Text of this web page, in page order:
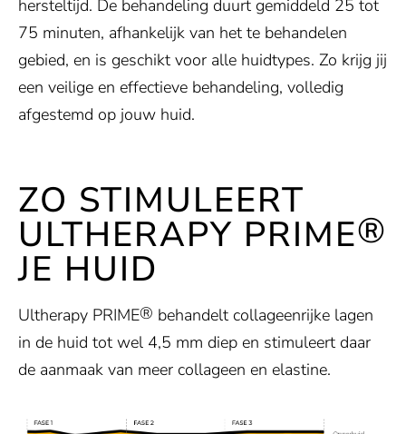
hersteltijd. De behandeling duurt gemiddeld 25 tot
75 minuten, afhankelijk van het te behandelen
gebied, en is geschikt voor alle huidtypes. Zo krijg jij
een veilige en effectieve behandeling, volledig
afgestemd op jouw huid.
ZO STIMULEERT
ULTHERAPY PRIME®
JE HUID
Ultherapy PRIME® behandelt collageenrijke lagen
in de huid tot wel 4,5 mm diep en stimuleert daar
de aanmaak van meer collageen en elastine.